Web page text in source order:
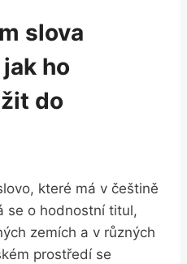
slova
ho
do
které má v češtině
se o hodnostní titul,
zemích a v různých
prostředí se